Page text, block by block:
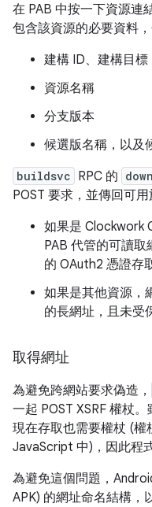
在 PAB 中按一下資源連
包含該資源的必要資料，
建構 ID、建構目標
資源名稱
分支版本
候選版名稱，以及
buildsvc RPC 的
POST 要求，並傳回可用
如果是 Clockwork
PAB 代管的可讀
的 OAuth2 憑證存
如果是其他資源，
的長網址，且未受
取得網址
為避免跨網站要求偽造，
一起 POST XSRF 權杖
現在存取也需要權杖 (權
JavaScript 中)，因此程
為避免這個問題，
APK) 的網址命名結構，